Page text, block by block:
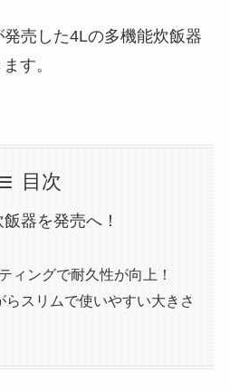
売した4Lの多機能炊飯器
す。
目次
器を発売へ！
ィングで耐久性が向上！
らスリムで使いやすい大きさ